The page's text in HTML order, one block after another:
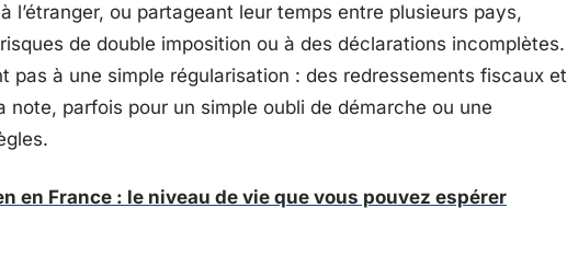
l’étranger, ou partageant leur temps entre plusieurs pays,
de double imposition ou à des déclarations incomplètes.
pas à une simple régularisation : des redressements fiscaux et
note, parfois pour un simple oubli de démarche ou une
en France : le niveau de vie que vous pouvez espérer